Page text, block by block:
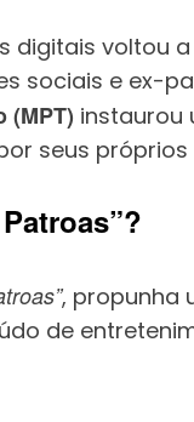
digitais voltou
sociais e ex-
(MPT) instaurou
seus
, propunha
de